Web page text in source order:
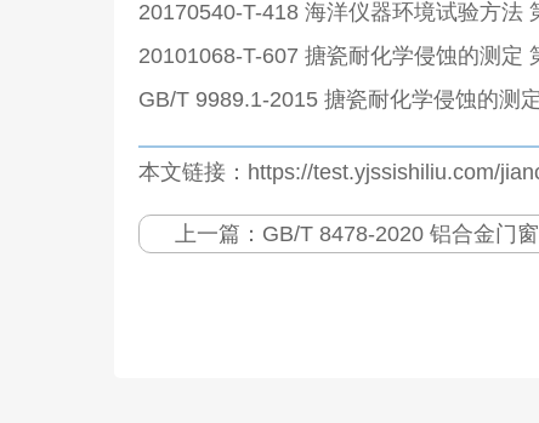
20170540-T-418 海洋仪器环境试验方法
20101068-T-607 搪瓷耐化学侵蚀的测定
GB/T 9989.1-2015 搪瓷耐化学侵蚀的测
本文链接：https://test.yjssishiliu.com/
上一篇： GB/T 8478-2020 铝合金门窗